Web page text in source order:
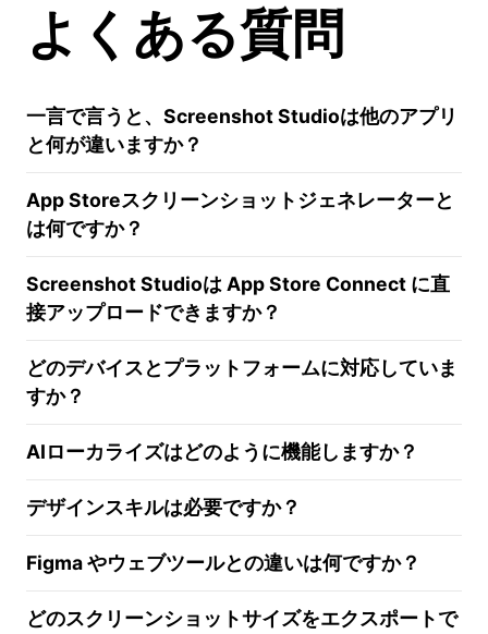
よくある質問
一言で言うと、Screenshot Studioは他のアプリ
と何が違いますか？
App Storeスクリーンショットジェネレーターと
は何ですか？
Screenshot Studioは App Store Connect に直
接アップロードできますか？
どのデバイスとプラットフォームに対応していま
すか？
AIローカライズはどのように機能しますか？
デザインスキルは必要ですか？
Figma やウェブツールとの違いは何ですか？
どのスクリーンショットサイズをエクスポートで